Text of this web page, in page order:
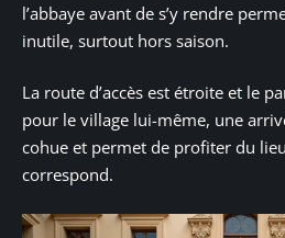
l’abbaye avant de s’y rendre
inutile, surtout hors saison.
La route d’accès est étroite et le
pour le village lui-même, une
cohue et permet de profiter du
correspond.